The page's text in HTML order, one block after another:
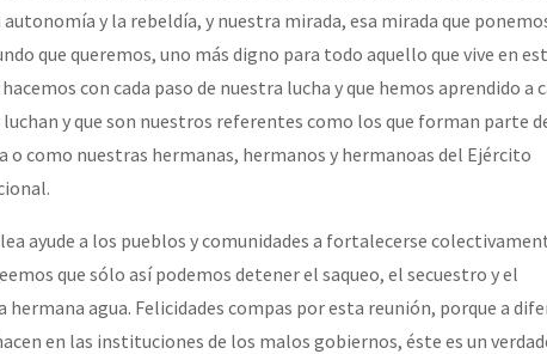
y la rebeldía, y nuestra mirada, esa mirada que
que queremos, uno más digno para todo aquello que vive en
con cada paso de nuestra lucha y que hemos aprendido a
y que son nuestros referentes como los que forman parte
o como nuestras hermanas, hermanos y hermanoas del Ejército
ayude a los pueblos y comunidades a fortalecerse
que sólo así podemos detener el saqueo, el secuestro y el
agua. Felicidades compas por esta reunión, porque a
en las instituciones de los malos gobiernos, éste es un